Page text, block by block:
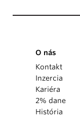
O nás
Kontakt
Inzercia
Kariéra
2% dane
História